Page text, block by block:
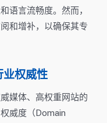
语言流畅度。然而，
和增补，以确保其专
业权威性
媒体、高权重网站的
威度（Domain